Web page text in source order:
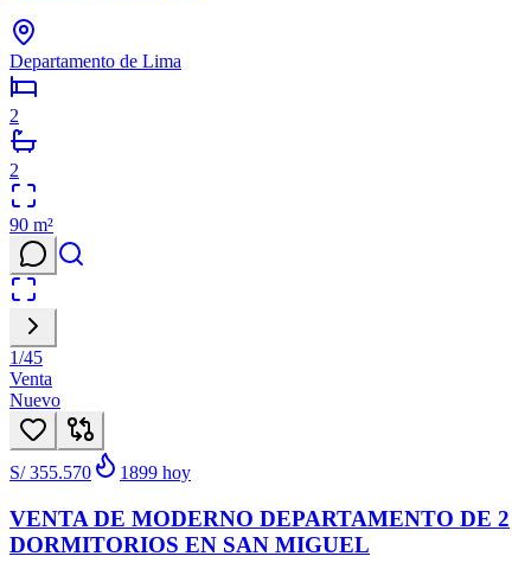
Departamento de Lima
2
2
90 m²
1/45
Venta
Nuevo
S/ 355.570 1899 hoy
VENTA DE MODERNO DEPARTAMENTO DE 2
DORMITORIOS EN SAN MIGUEL